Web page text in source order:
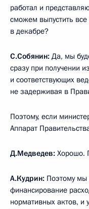
работал и
сможем выпустить все
в декабре?
С.Собянин: Да, мы
сразу при получении
и соответствующих
не задерживая в
Поэтому, если
Аппарат
Д.Медведев: Хорошо.
А.Кудрин: Поэтому мы
финансирование
нормативных актов, и